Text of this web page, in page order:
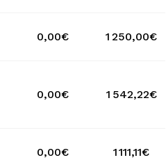
0,00€ 1 250,00€
0,00€ 1 542,22€
0,00€ 1 111,11€